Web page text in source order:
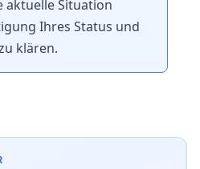
aktuelle Situation
Ihres Status und
klären.